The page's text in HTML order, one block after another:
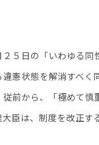
５日の「いわゆる同
憲状態を解消すべ
前から、「極めて慎
臣は、制度を改正